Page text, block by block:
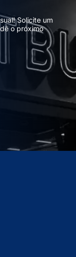
Solicite um
o próximo